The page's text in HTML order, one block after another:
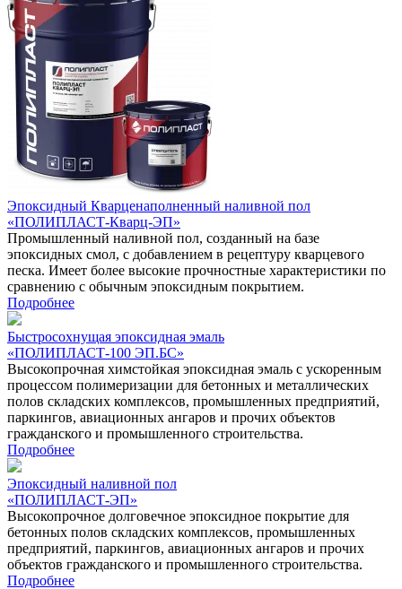
Эпоксидный Кварценаполненный наливной пол
«ПОЛИПЛАСТ-Кварц-ЭП»
Промышленный наливной пол, созданный на базе
эпоксидных смол, с добавлением в рецептуру кварцевого
песка. Имеет более высокие прочностные характеристики по
сравнению с обычным эпоксидным покрытием.
Подробнее
Быстросохнущая эпоксидная эмаль
«ПОЛИПЛАСТ-100 ЭП.БС»
Высокопрочная химстойкая эпоксидная эмаль с ускоренным
процессом полимеризации для бетонных и металлических
полов складских комплексов, промышленных предприятий,
паркингов, авиационных ангаров и прочих объектов
гражданского и промышленного строительства.
Подробнее
Эпоксидный наливной пол
«‎ПОЛИПЛАСТ-ЭП»
Высокопрочное долговечное эпоксидное покрытие для
бетонных полов складских комплексов, промышленных
предприятий, паркингов, авиационных ангаров и прочих
объектов гражданского и промышленного строительства.
Подробнее